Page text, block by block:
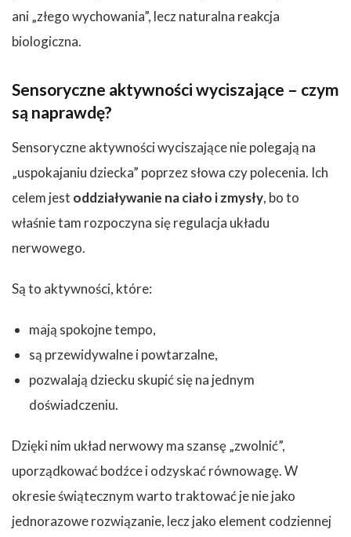
ani „złego wychowania”, lecz naturalna reakcja
biologiczna.
Sensoryczne aktywności wyciszające – czym
są naprawdę?
Sensoryczne aktywności wyciszające nie polegają na
„uspokajaniu dziecka” poprzez słowa czy polecenia. Ich
celem jest oddziaływanie na ciało i zmysły, bo to
właśnie tam rozpoczyna się regulacja układu
nerwowego.
Są to aktywności, które:
mają spokojne tempo,
są przewidywalne i powtarzalne,
pozwalają dziecku skupić się na jednym
doświadczeniu.
Dzięki nim układ nerwowy ma szansę „zwolnić”,
uporządkować bodźce i odzyskać równowagę. W
okresie świątecznym warto traktować je nie jako
jednorazowe rozwiązanie, lecz jako element codziennej